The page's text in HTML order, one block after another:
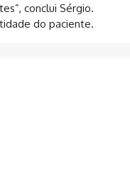
conclui Sérgio.
do paciente.